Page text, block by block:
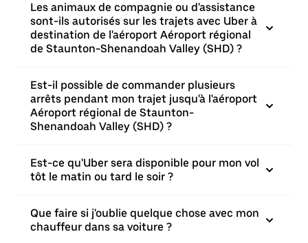
Les animaux de compagnie ou d'assistance
sont-ils autorisés sur les trajets avec Uber à
destination de l'aéroport Aéroport régional
de Staunton-Shenandoah Valley (SHD) ?
Est-il possible de commander plusieurs
arrêts pendant mon trajet jusqu'à l'aéroport
Aéroport régional de Staunton-
Shenandoah Valley (SHD) ?
Est-ce qu'Uber sera disponible pour mon vol
tôt le matin ou tard le soir ?
Que faire si j'oublie quelque chose avec mon
chauffeur dans sa voiture ?